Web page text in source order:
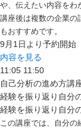
や、伝えたい内容をわ
講座後は複数の企業の
もおすすめです。
9月1日より予約開始
内容を見る
11:05 11:50
自己分析の進め方講
経験を振り返り自分
経験を振り返り自分
この講座では、自分の